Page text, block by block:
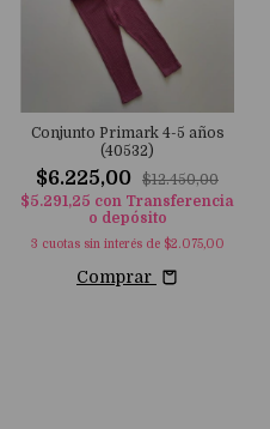
Conjunto Primark 4-5 años
(40532)
$6.225,00
$12.450,00
$5.291,25 con Transferencia
o depósito
3 cuotas sin interés de $2.075,00
Comprar